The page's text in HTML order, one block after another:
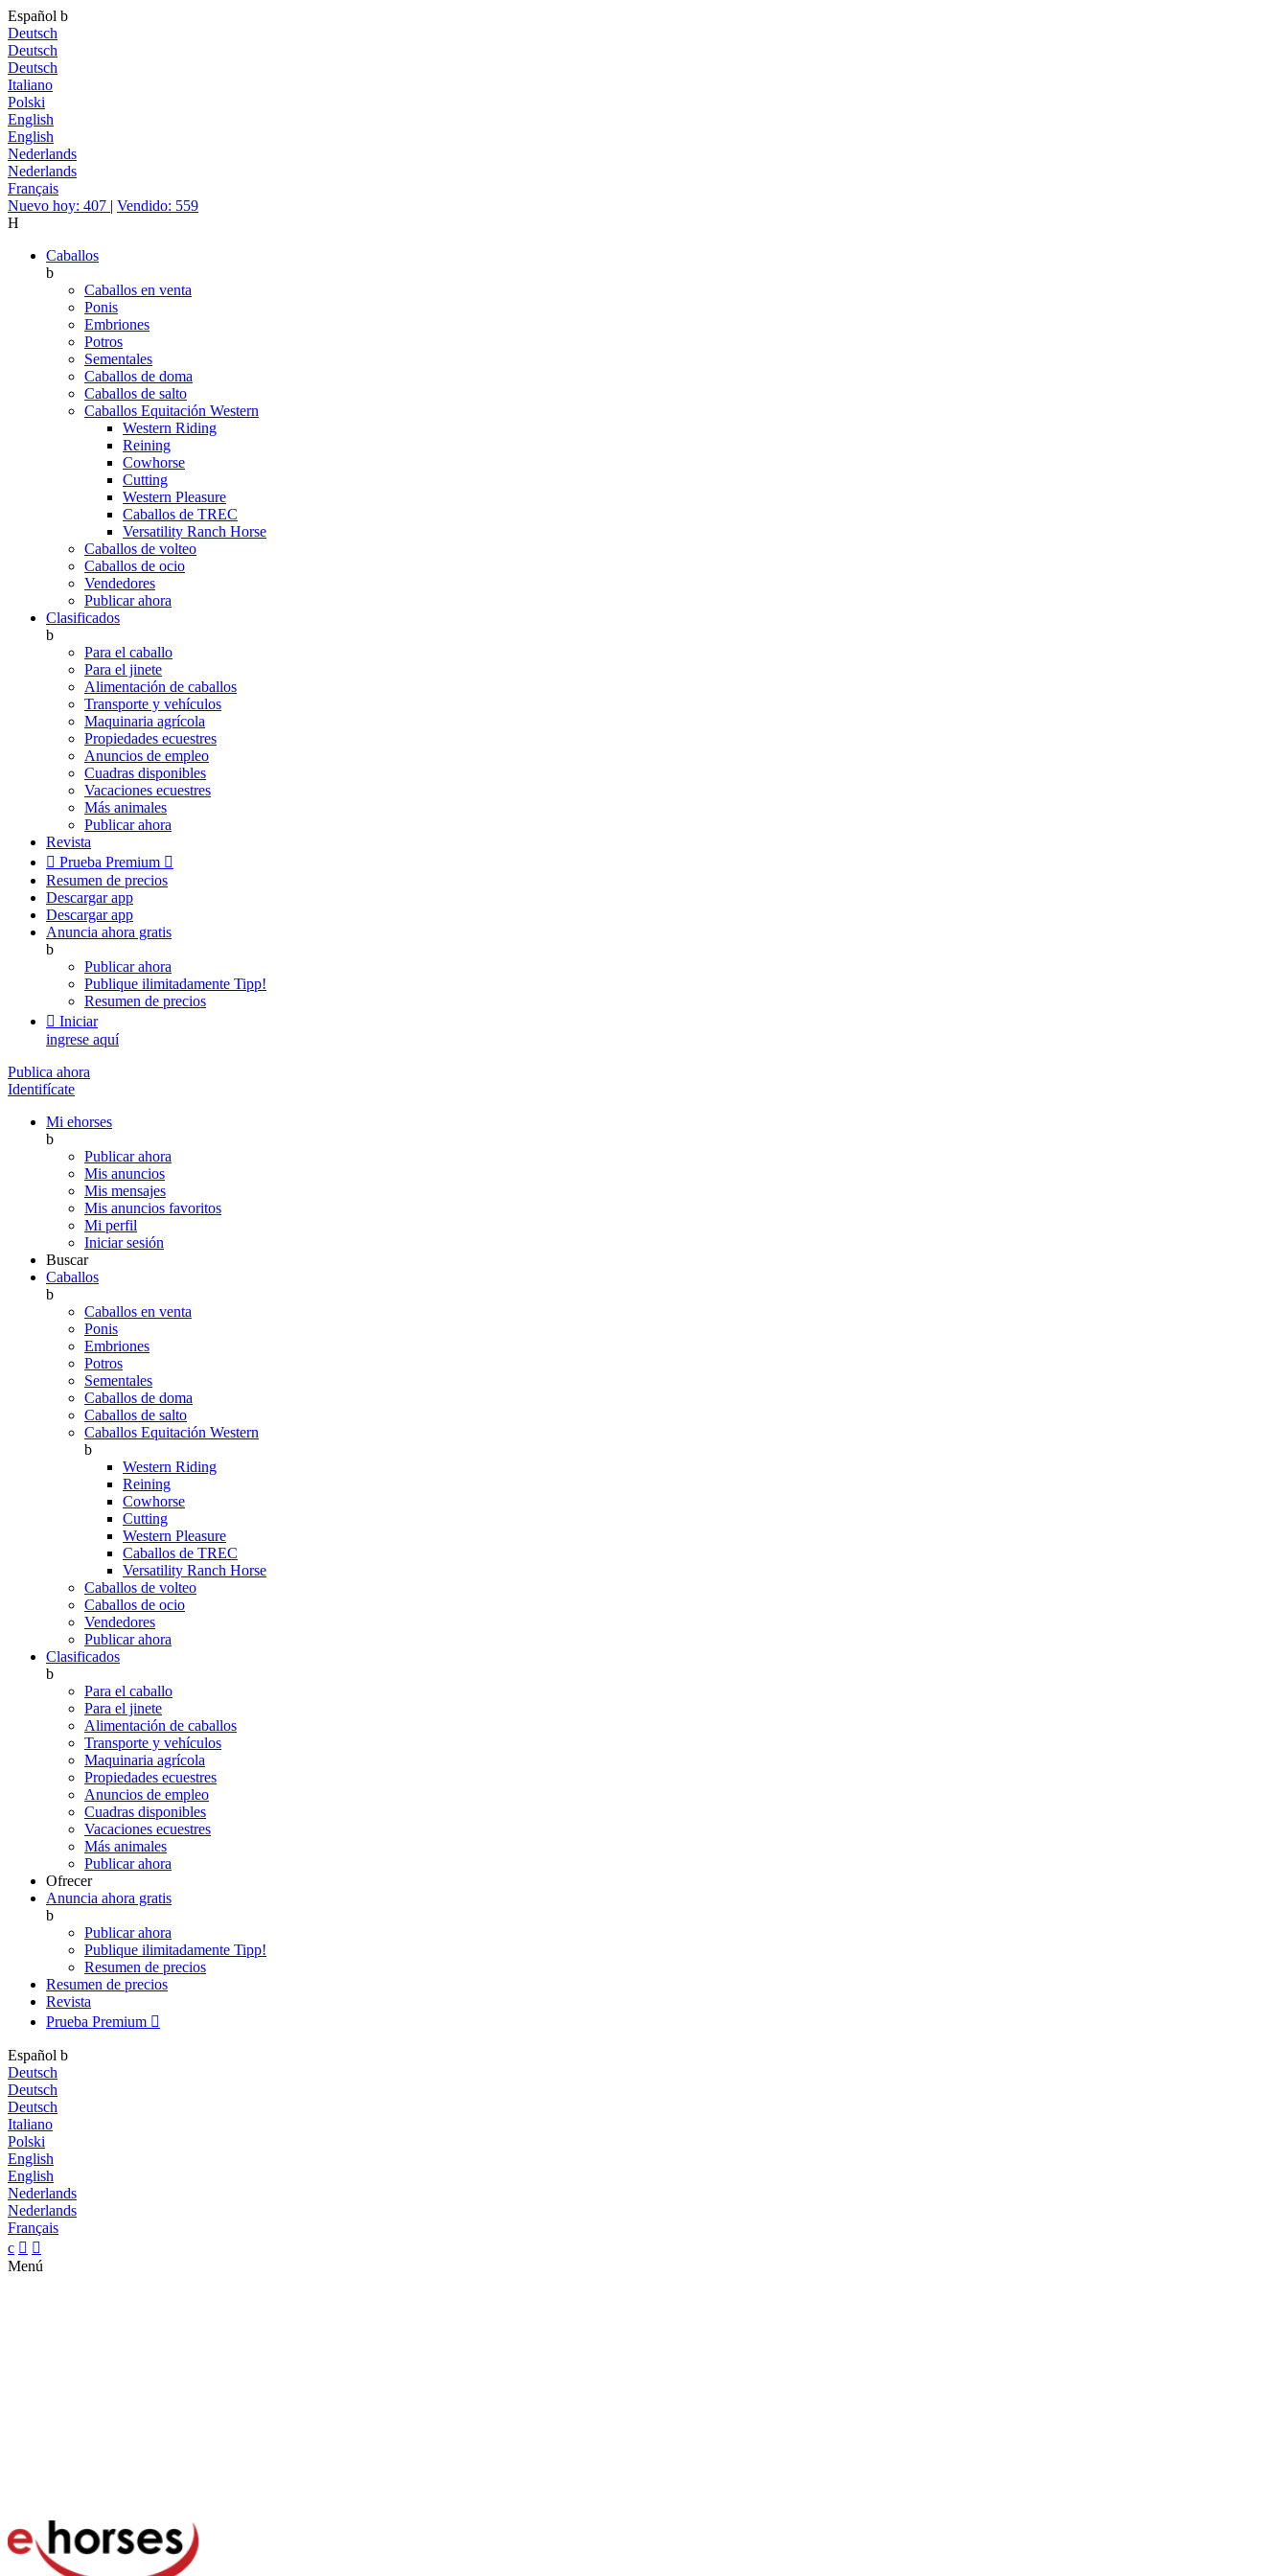
Español b
Deutsch
Deutsch
Deutsch
Italiano
Polski
English
English
Nederlands
Nederlands
Français
Nuevo hoy: 407 | Vendido: 559
H
Caballos
b
Caballos en venta
Ponis
Embriones
Potros
Sementales
Caballos de doma
Caballos de salto
Caballos Equitación Western
Western Riding
Reining
Cowhorse
Cutting
Western Pleasure
Caballos de TREC
Versatility Ranch Horse
Caballos de volteo
Caballos de ocio
Vendedores
Publicar ahora
Clasificados
b
Para el caballo
Para el jinete
Alimentación de caballos
Transporte y vehículos
Maquinaria agrícola
Propiedades ecuestres
Anuncios de empleo
Cuadras disponibles
Vacaciones ecuestres
Más animales
Publicar ahora
Revista
 Prueba Premium 
Resumen de precios
Descargar app
Descargar app
Anuncia ahora gratis
b
Publicar ahora
Publique ilimitadamente Tipp!
Resumen de precios
 Iniciar
ingrese aquí
Publica ahora
Identifícate
Mi ehorses
b
Publicar ahora
Mis anuncios
Mis mensajes
Mis anuncios favoritos
Mi perfil
Iniciar sesión
Buscar
Caballos
b
Caballos en venta
Ponis
Embriones
Potros
Sementales
Caballos de doma
Caballos de salto
Caballos Equitación Western
b
Western Riding
Reining
Cowhorse
Cutting
Western Pleasure
Caballos de TREC
Versatility Ranch Horse
Caballos de volteo
Caballos de ocio
Vendedores
Publicar ahora
Clasificados
b
Para el caballo
Para el jinete
Alimentación de caballos
Transporte y vehículos
Maquinaria agrícola
Propiedades ecuestres
Anuncios de empleo
Cuadras disponibles
Vacaciones ecuestres
Más animales
Publicar ahora
Ofrecer
Anuncia ahora gratis
b
Publicar ahora
Publique ilimitadamente Tipp!
Resumen de precios
Resumen de precios
Revista
Prueba Premium 
Español b
Deutsch
Deutsch
Deutsch
Italiano
Polski
English
English
Nederlands
Nederlands
Français
c  
Menú